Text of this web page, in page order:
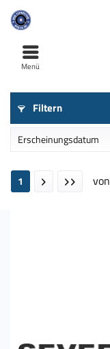
Menü
Filtern
1 von